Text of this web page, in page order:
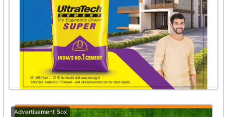
Advertisement Box